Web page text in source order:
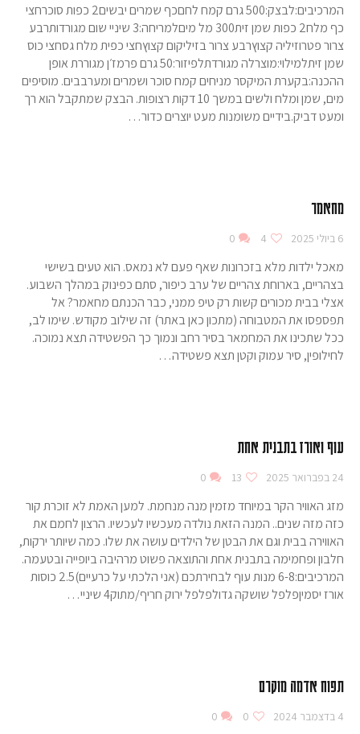
המרכיבים:לבצק:500 גרם קמח לחםכף שמרים יבשים2 כפות סוכרחצי
כף מלח2 כפות שמן זית300 מל מיםלמריחה:3 שיניי שום מגורדותרבע
צרור פטרוזיליה קצוץרבע צרור בזיליקום קצוץחצי כפית מלח גסחצי כוס
שמן זיתלמילוי:מוצרלה מגורדתלפיזור:50 גרם פרמז׳ן מגוררת אופן
ההכנה:בקערת המיקסר מניחים קמח סוכר ושמרים ומערבבים. מוסיפים
מים, שמן ומלח ולשים במשך 10 דקות רצופות. הבצק שמתקבל הוא רך
ומעט דביק.בידיים משומנות מעט יוצרים כדור…
מחאמר
6 ביולי 2025 4
0
מאכל ילדות מלא בזכרונות שאף פעם לא נמאס. הוא טעים בשישי
בצהריים, בארוחת צהריים של ערב כיפור, סתם כפינוק במהלך השבוע.
אצלי בבית מכורים קשות רק טיפ ממני, כבר הכנתם מחאמר? אל
תפספסו את המטבוחה (מתכון כאן באתר) זה שילוב מקודש. שימו לב,
ככל שתכינו את המחמאר בסיר רחב ונמוך כך הפשטידה תצא נמוכה.
לחילופין, סיר עמוק וקטן תצא פשטידה…
עוף ואורז בתבנית אחת
24 בפברואר 2025 13
0
מזג האוויר הקר במיוחד מזמין מנה מנחמת. למען האמת לא זוכרת קור
כזה מזה שנים.. המנה הזאת נולדה מעכשיו לעכשיו. הרצון לחמם את
האווירה בבית וגם את הבטן של הילדים עושה את שלו. כמה שיותר ירקות,
חלבון ופחמימה בתבנית אחת והתוצאה פשוט מרהיבה ביופייה ובטעמה.
המרכיבים:6-8 מנות עוף לבחירתכם (אני הלכתי על כרעיים)2.5 כוסות
אורז יסמיןפלפל שושקה גדולפלפל ירוק חריף/מתוק4 שיניי…
תפוח אדמה מוקרם
4 בדצמבר 2024 0
0